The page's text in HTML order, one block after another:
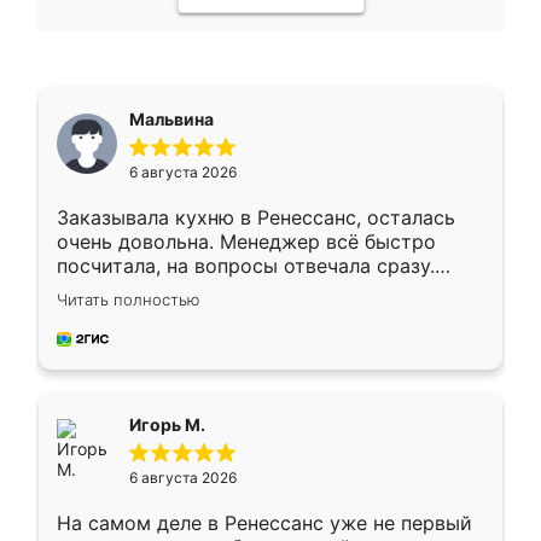
Мальвина
6 августа 2026
Заказывала кухню в Ренессанс, осталась
очень довольна. Менеджер всё быстро
посчитала, на вопросы отвечала сразу.
Замерщик приехал в субботу, подошёл к
делу со всей ответственностью. Собрали
за день, ребята работали аккуратно, даже
Читать полностью
Игорь М.
6 августа 2026
На самом деле в Ренессанс уже не первый